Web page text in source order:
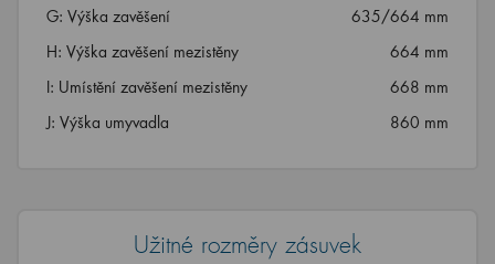
G: Výška zavěšení
635/664 mm
H: Výška zavěšení mezistěny
664 mm
I: Umístění zavěšení mezistěny
668 mm
J: Výška umyvadla
860 mm
Užitné rozměry zásuvek